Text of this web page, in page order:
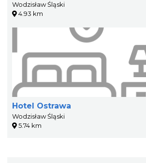
Wodzisław Śląski
4.93 km
Hotel Ostrawa
Wodzisław Śląski
5.74 km